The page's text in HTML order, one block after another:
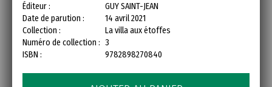
Éditeur :
GUY SAINT-JEAN
Date de parution :
14 avril 2021
Collection :
La villa aux étoffes
Numéro de collection : 3
ISBN :
9782898270840